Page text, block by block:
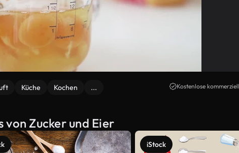
Küche Kochen ... Kostenlose
Zucker und Eier
iStock